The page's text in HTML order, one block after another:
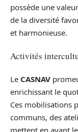
possède une
de la diversité
et harmonieuse.
Activités
Le CASNAV
enrichissant le
Ces mobilisations
communs, des
mettent en avant